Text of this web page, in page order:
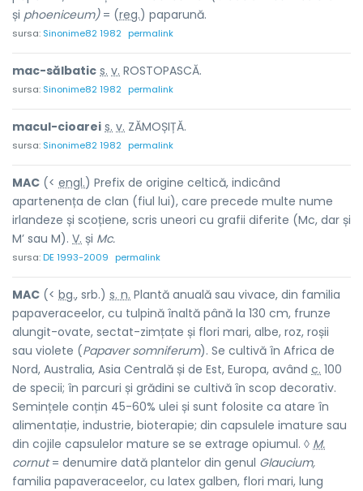
și phoeniceum)= (reg.) paparună.
sursa: Sinonime82 1982 permalink
mac-sălbatic s. v. ROSTOPASCĂ.
sursa: Sinonime82 1982 permalink
macul-cioarei s. v. ZĂMOȘIȚĂ.
sursa: Sinonime82 1982 permalink
MAC (< engl.) Prefix de origine celtică, indicând
apartenența de clan (fiul lui), care precede multe nume
irlandeze și scoțiene, scris uneori cu grafii diferite (Mc, dar și
M’ sau M). V. și Mc.
sursa:DE 1993-2009 permalink
MAC (< bg., srb.) s. n. Plantă anuală sau vivace, din familia
papaveraceelor, cu tulpină înaltă până la 130 cm, frunze
alungit-ovate, sectat-zimțate și flori mari, albe, roz, roșii
sau violete (Papaver somniferum). Se cultivă în Africa de
Nord, Australia, Asia Centrală și de Est, Europa, având c. 100
de specii; în parcuri și grădini se cultivă în scop decorativ.
Semințele conțin 45-60% ulei și sunt folosite ca atare în
alimentație, industrie, bioterapie; din capsulele imature sau
din cojile capsulelor mature se se extrage opiumul. ◊ M.
cornut= denumire dată plantelor din genul Glaucium,
familia papaveraceelor, cu latex galben, flori mari, lung